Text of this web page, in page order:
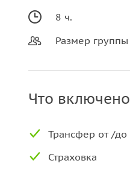
8 ч.
Размер
Что включено
Трансфер от /до
Страховка